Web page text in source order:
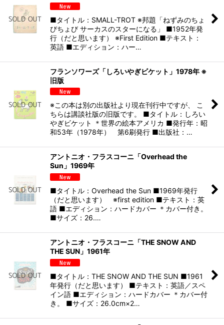
■タイトル：SMALL-TROT ※邦題「ねずみのちょ
びちょび サーカスのスターになる」 ■1952年発
行（だと思います） ※First Edition ■テキスト：
英語 ■エディション：ハー…
フランソワーズ「しろいやぎビケット」1978年 ※
旧版
※この本は別の出版社より現在刊行中ですが、 こ
ちらは講談社版の旧版です。 ■タイトル：しろい
やぎビケット ＊世界の絵本アメリカ ■発行年：昭
和53年（1978年） 第6刷発行 ■出版社：…
アントニオ・フラスコーニ「Overhead the
Sun」1969年
■タイトル：Overhead the Sun ■1969年発行
（だと思います） ※first edition ■テキスト：英
語 ■エディション：ハードカバー ＊カバー付き。
■サイズ：26.…
アントニオ・フラスコーニ「THE SNOW AND
THE SUN」1961年
■タイトル：THE SNOW AND THE SUN ■1961
年発行（だと思います） ■テキスト：英語／スペ
イン語 ■エディション：ハードカバー ＊カバー付
き。 ■サイズ：26.0cm×2…